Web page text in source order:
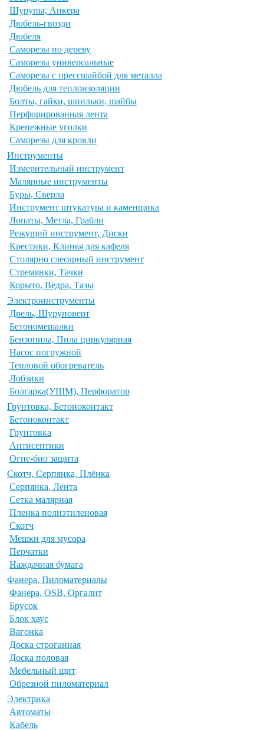
Шурупы, Анкера
Дюбель-гвозди
Дюбеля
Саморезы по дереву
Саморезы универсальные
Саморезы с прессшайбой для металла
Дюбель для теплоизоляции
Болты, гайки, шпильки, шайбы
Перфорированная лента
Крепежные уголки
Саморезы для кровли
Инструменты
Измерительный инструмент
Малярные инструменты
Буры, Сверла
Инструмент штукатура и каменщика
Лопаты, Метла, Грабли
Режущий инструмент, Диски
Крестики, Клинья для кафеля
Столярно слесарный инструмент
Стремянки, Тачки
Корыто, Ведра, Тазы
Электроинструменты
Дрель, Шуруповерт
Бетономешалки
Бензопила, Пила циркулярная
Насос погружной
Тепловой обогреватель
Лобзики
Болгарка(УШМ), Перфоратор
Грунтовка, Бетоноконтакт
Бетоноконтакт
Грунтовка
Антисептики
Огне-био защита
Скотч, Серпянка, Плёнка
Серпянка, Лента
Сетка малярная
Пленка полиэтиленовая
Скотч
Мешки для мусора
Перчатки
Наждачная бумага
Фанера, Пиломатериалы
Фанера, OSB, Оргалит
Брусок
Блок хаус
Вагонка
Доска строганная
Доска половая
Мебельный щит
Обрезной пиломатериал
Электрика
Автоматы
Кабель